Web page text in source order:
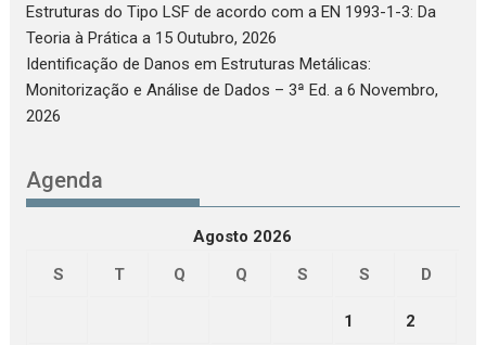
Estruturas do Tipo LSF de acordo com a EN 1993-1-3: Da
Teoria à Prática a 15 Outubro, 2026
Identificação de Danos em Estruturas Metálicas:
Monitorização e Análise de Dados – 3ª Ed. a 6 Novembro,
2026
Agenda
Agosto 2026
S
T Q Q S S D
1 2